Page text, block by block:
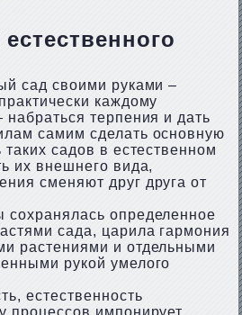
сад своими руками –
каждому
терпения и дать
самим сделать основную
садов в естественном
их внешнего вида,
сменяют друг друга от
определенное
сада, царила гармония
растениями и отдельными
рукой умелого
естественность
процессов импонирует